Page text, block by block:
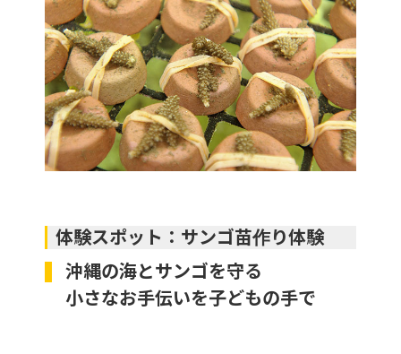
体験スポット：サンゴ苗作り体験
沖縄の海とサンゴを守る
小さなお手伝いを子どもの手で